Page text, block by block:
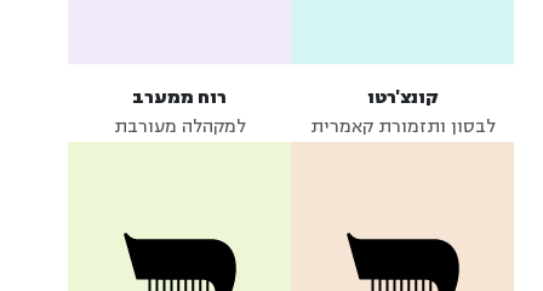
קונצ'רטו
לבסון ותזמורת קאמרית
רוח ממערב
למקהלה מעורבת